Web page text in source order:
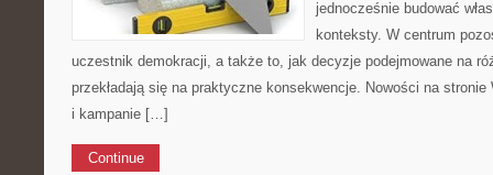
jednocześnie budować
konteksty. W centrum
uczestnik demokracji, a także to, jak decyzje podejmowane na
przekładają się na praktyczne konsekwencje. Nowości na
i kampanie […]
Continue